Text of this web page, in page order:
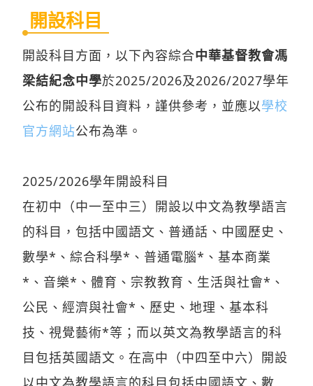
開設科目
開設科目方面，以下內容綜合中華基督教會馮
梁結紀念中學於2025/2026及2026/2027學年
公布的開設科目資料，謹供參考，並應以學校
官方網站公布為準。
2025/2026學年開設科目
在初中（中一至中三）開設以中文為教學語言
的科目，包括中國語文、普通話、中國歷史、
數學*、綜合科學*、普通電腦*、基本商業
*、音樂*、體育、宗教教育、生活與社會*、
公民、經濟與社會*、歷史、地理、基本科
技、視覺藝術*等；而以英文為教學語言的科
目包括英國語文。在高中（中四至中六）開設
以中文為教學語言的科目包括中國語文、數